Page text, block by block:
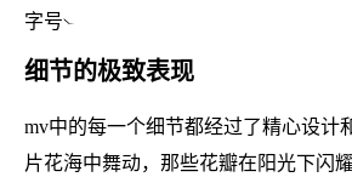
字号
细节的极致表现
mv中的每一个细节都经过了精心设计
片花海中舞动，那些花瓣在阳光下闪